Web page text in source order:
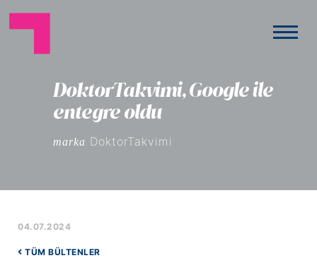
DoktorTakvimi, Google ile
entegre oldu
marka DoktorTakvimi
04.07.2024
TÜM BÜLTENLER